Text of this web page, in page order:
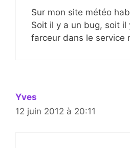
Sur mon site météo
Soit il y a un bug, soit il
farceur dans le service
Yves
12 juin 2012 à 20:11